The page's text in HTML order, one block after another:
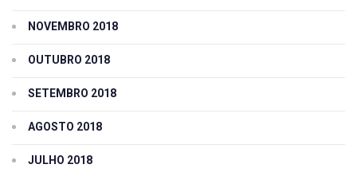
NOVEMBRO 2018
OUTUBRO 2018
SETEMBRO 2018
AGOSTO 2018
JULHO 2018